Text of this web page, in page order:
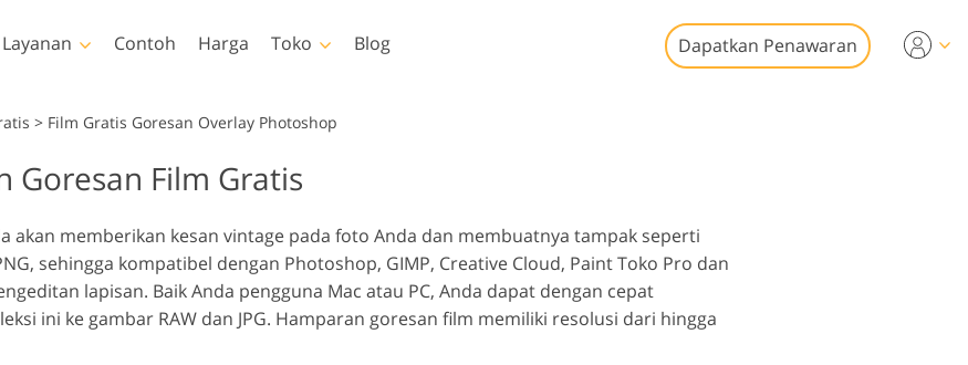
Layanan
Bayi
Contoh Harga Toko
Photoshop
Seluruh
Templates
Template
Kartu Hari Valentine
Undangan pernikahan
Undangan ulang tahun
anak
Blog Dapatkan Penawaran
> Film Gratis Goresan Overlay Photoshop
Goresan Film Gratis
akan memberikan kesan vintage pada foto Anda dan membuatnya tampak seperti
sehingga kompatibel dengan Photoshop, GIMP, Creative Cloud, Paint Toko Pro dan
lapisan. Baik Anda pengguna Mac atau PC, Anda dapat dengan cepat
ini ke gambar RAW dan JPG. Hamparan goresan film memiliki resolusi dari hingga